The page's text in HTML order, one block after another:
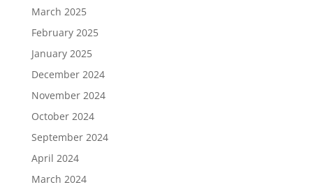
March 2025
February 2025
January 2025
December 2024
November 2024
October 2024
September 2024
April 2024
March 2024